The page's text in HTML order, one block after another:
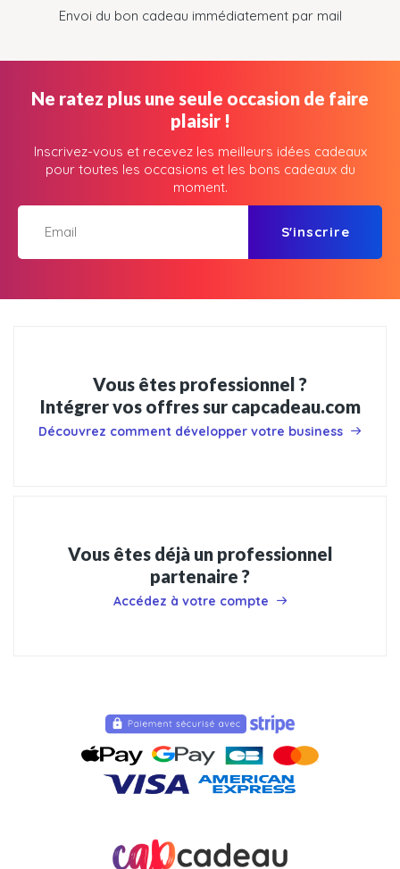
Envoi du bon cadeau immédiatement par mail
Ne ratez plus une seule occasion de faire
plaisir !
Inscrivez-vous et recevez les meilleurs idées cadeaux
pour toutes les occasions et les bons cadeaux du
moment.
S'inscrire
Vous êtes professionnel ?
Intégrer vos offres sur capcadeau.com
Découvrez comment développer votre business
Vous êtes déjà un professionnel
partenaire ?
Accédez à votre compte